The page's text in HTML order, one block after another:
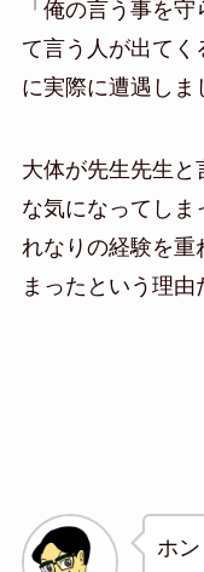
「俺の言う事を
て言う人が出て
に実際に遭遇しま
大体が先生先生と
な気になってしま
れなりの経験を重
まったという理由
ホ